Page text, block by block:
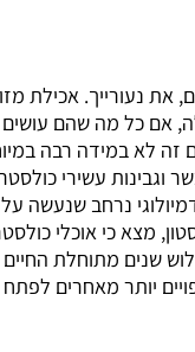
אכילת מזונות עשירי
שהם עושים זה
רבה במיוחד. אולם
עשירי כולסטרול גם
שנעשה על-ידי ד"ר
ר'יצרד שקל מאוניברסיטת טקסס ביוסטון, מצא כי אוכלי כולסטרול (700
מתוחלת החיים שלהם.
מאחרים לפתח סרטן